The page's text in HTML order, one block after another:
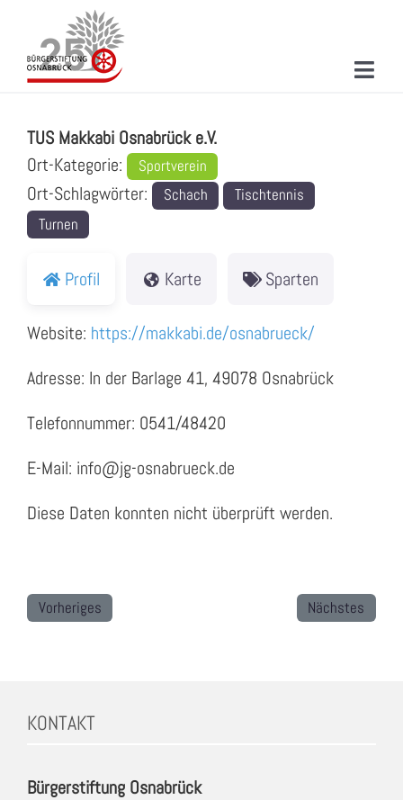
springen
PROJEKTE & AKTIONEN
VERANSTALTUNGEN
TUS Makkabi Osnabrück e.V.
Ort-Kategorie:
Sportverein
Ort-Schlagwörter: Schach
Tischtennis
Turnen
Profil Karte Sparten
Website: https://makkabi.de/osnabrueck/
Adresse: In der Barlage 41, 49078 Osnabrück
Telefonnummer: 0541/48420
E-Mail: info@jg-osnabrueck.de
Diese Daten konnten nicht überprüft werden.
Vorheriges Nächstes
KONTAKT
Bürgerstiftung Osnabrück